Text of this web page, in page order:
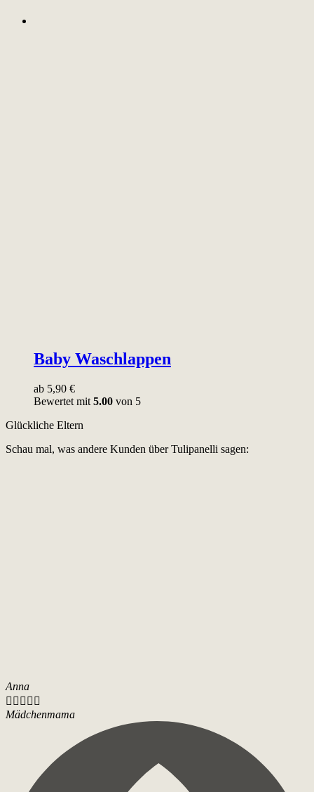
Baby Waschlappen
ab 5,90 €
Bewertet mit 5.00 von 5
Glückliche Eltern
Schau mal, was andere Kunden über Tulipanelli sagen:
Anna
    
Mädchenmama